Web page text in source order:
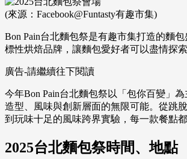
(來源：Facebook@Funtasty有趣市集)
Bon Pain台北麵包祭是有趣市集打造的麵
標性烘焙品牌，讓麵包愛好者可以盡情探索
廣告-請繼續往下閱讀
今年Bon Pain台北麵包祭以「包你百變」
造型、風味與創新層面的無限可能。從跳
到玩味十足的風味跨界實驗，每一款餐點
2025台北麵包祭時間、地點